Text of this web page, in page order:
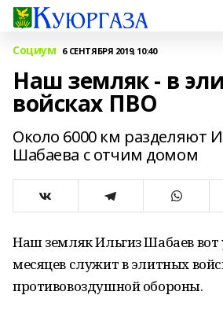
Социум 6 СЕНТЯБРЯ 2019, 10:40
Наш земляк - в
войсках ПВО
Около 6000 км разделяют
Шабаева с отчим домом
Наш земляк Ильгиз Шабаев вот
месяцев служит в элитных
противовоздушной обороны.